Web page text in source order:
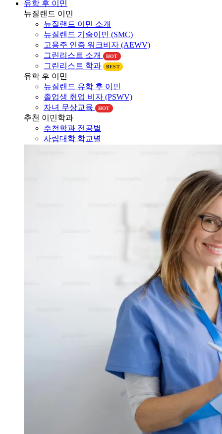
유학 후 이민
뉴질랜드 이민
뉴질랜드 이민 소개
뉴질랜드 기술이민 (SMC)
고용주 인증 워크비자 (AEWV)
그린리스트 소개
HOT
그린리스트 학과 BEST
유학 후 이민
뉴질랜드 유학 후 이민
졸업생 취업 비자 (PSWV)
자녀 무상교육
HOT
추천 이민학과
추천학과 전공별
사립대학 학교별